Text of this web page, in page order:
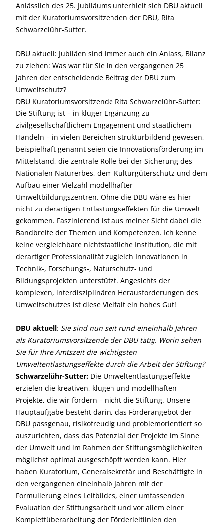
Anlässlich des 25. Jubiläums unterhielt sich DBU aktuell
mit der Kuratoriumsvorsitzenden der DBU, Rita
Schwarzelühr-Sutter.
DBU aktuell: Jubiläen sind immer auch ein Anlass, Bilanz
zu ziehen: Was war für Sie in den vergangenen 25
Jahren der entscheidende Beitrag der DBU zum
Umweltschutz?
DBU Kuratoriumsvorsitzende Rita Schwarzelühr-Sutter:
Die Stiftung ist – in kluger Ergänzung zu
zivilgesellschaftlichem Engagement und staatlichem
Handeln – in vielen Bereichen strukturbildend gewesen,
beispielhaft genannt seien die Innovationsförderung im
Mittelstand, die zentrale Rolle bei der Sicherung des
Nationalen Natur­erbes, dem Kulturgüterschutz und dem
Aufbau einer Vielzahl modellhafter
Umweltbildungszentren. Ohne die DBU wäre es hier
nicht zu derartigen Entlastungseffekten für die Umwelt
gekommen. Faszinierend ist aus meiner Sicht dabei die
Bandbreite der Themen und Kompetenzen. Ich kenne
keine vergleichbare nichtstaatliche Institution, die mit
derartiger Professionalität zugleich Innovationen in
Technik-, Forschungs-, Naturschutz- und
Bildungsprojekten unterstützt. Angesichts der
komplexen, interdisziplinären Herausforderungen des
Umweltschutzes ist diese Vielfalt ein hohes Gut!
DBU aktuell: Sie sind nun seit rund eineinhalb Jahren
als Kuratoriumsvorsitzende der DBU tätig. Worin sehen
Sie für Ihre Amtszeit die wichtigsten
Umweltentlastungseffekte durch die Arbeit der Stiftung?
Schwarzelühr-Sutter: Die Umweltentlastungseffekte
erzielen die kreativen, klugen und modellhaften
Projekte, die wir fördern – nicht die Stiftung. Unsere
Hauptaufgabe besteht darin, das Förderangebot der
DBU passgenau, risikofreudig und problemorientiert so
auszurichten, dass das Potenzial der Projekte im Sinne
der Umwelt und im Rahmen der Stiftungsmöglichkeiten
möglichst optimal ausgeschöpft werden kann. Hier
haben Kuratorium, Generalsekretär und Beschäftigte in
den vergangenen eineinhalb Jahren mit der
Formulierung eines Leitbildes, einer umfassenden
Evaluation der Stiftungsarbeit und vor allem einer
Komplettüberarbeitung der Förderleitlinien den